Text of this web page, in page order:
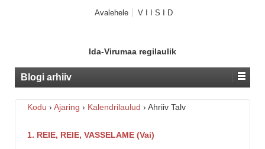
Avalehele V I I S I D
Ida-Virumaa regilaulik
Blogi arhiiv
Kodu › Ajaring › Kalendrilaulud › Ahriiv Talv
1. REIE, REIE, VASSELAME (Vai)